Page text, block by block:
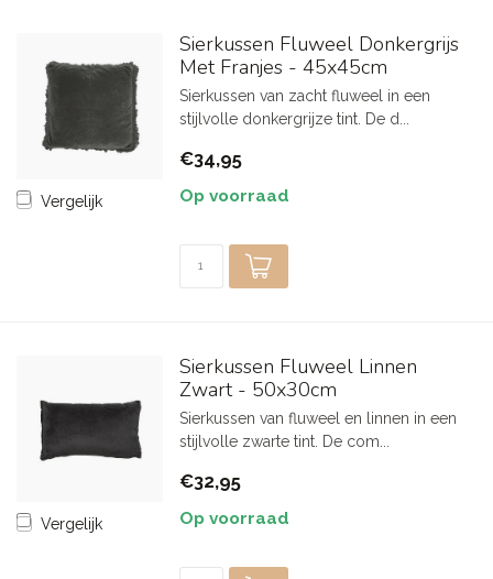
Vergelijk
Sierkussen Fluweel Donkergrijs
Met Franjes - 45x45cm
Sierkussen van zacht fluweel in een
stijlvolle donkergrijze tint. De d...
€34,95
Op voorraad
Vergelijk
Sierkussen Fluweel Linnen
Zwart - 50x30cm
Sierkussen van fluweel en linnen in een
stijlvolle zwarte tint. De com...
€32,95
Op voorraad